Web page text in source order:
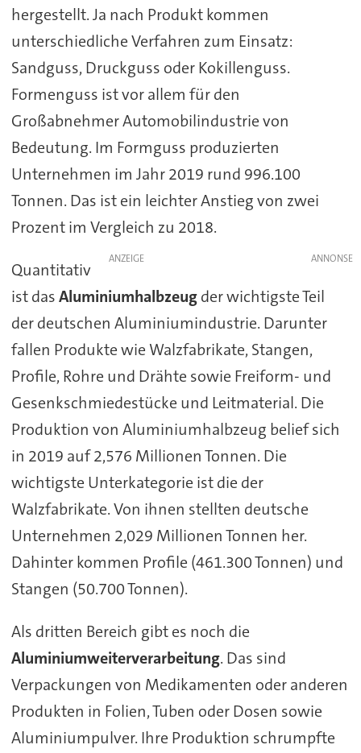
hergestellt. Ja nach Produkt kommen
unterschiedliche Verfahren zum Einsatz:
Sandguss, Druckguss oder Kokillenguss.
Formenguss ist vor allem für den
Großabnehmer Automobilindustrie von
Bedeutung. Im Formguss produzierten
Unternehmen im Jahr 2019 rund 996.100
Tonnen. Das ist ein leichter Anstieg von zwei
Prozent im Vergleich zu 2018.
ANZEIGE
Quantitativ
ist dasAluminiumhalbzeugder wichtigste Teil
der deutschen Aluminiumindustrie. Darunter
fallen Produkte wie Walzfabrikate, Stangen,
Profile, Rohre und Drähte sowie Freiform- und
Gesenkschmiedestücke und Leitmaterial. Die
Produktion von Aluminiumhalbzeug belief sich
in 2019 auf 2,576 Millionen Tonnen. Die
wichtigste Unterkategorie ist die der
Walzfabrikate. Von ihnen stellten deutsche
Unternehmen 2,029 Millionen Tonnen her.
Dahinter kommen Profile (461.300 Tonnen) und
Stangen (50.700 Tonnen).
Als dritten Bereich gibt es noch die
Aluminiumweiterverarbeitung. Das sind
Verpackungen von Medikamenten oder anderen
Produkten in Folien, Tuben oder Dosen sowie
Aluminiumpulver. Ihre Produktion schrumpfte